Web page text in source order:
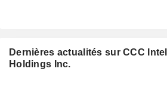
Dernières actualités sur CCC
Holdings Inc.